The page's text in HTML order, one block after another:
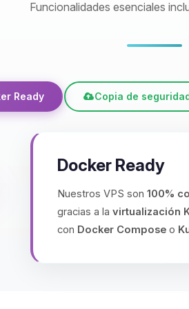
Funcionalidades esenciales
Ready Copia de
Docker Ready
Nuestros VPS son 100%
gracias a la virtualización
con Docker Compose o